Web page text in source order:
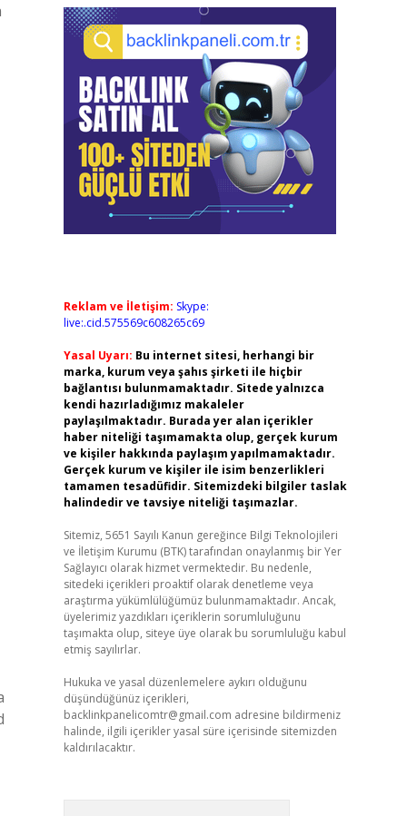
Reklam ve İletişim: Skype:
live:.cid.575569c608265c69
Yasal Uyarı: Bu internet sitesi, herhangi bir
marka, kurum veya şahıs şirketi ile hiçbir
bağlantısı bulunmamaktadır. Sitede yalnızca
kendi hazırladığımız makaleler
paylaşılmaktadır. Burada yer alan içerikler
haber niteliği taşımamakta olup, gerçek kurum
ve kişiler hakkında paylaşım yapılmamaktadır.
Gerçek kurum ve kişiler ile isim benzerlikleri
tamamen tesadüfidir. Sitemizdeki bilgiler taslak
halindedir ve tavsiye niteliği taşımazlar.
Sitemiz, 5651 Sayılı Kanun gereğince Bilgi Teknolojileri
ve İletişim Kurumu (BTK) tarafından onaylanmış bir Yer
Sağlayıcı olarak hizmet vermektedir. Bu nedenle,
sitedeki içerikleri proaktif olarak denetleme veya
araştırma yükümlülüğümüz bulunmamaktadır. Ancak,
üyelerimiz yazdıkları içeriklerin sorumluluğunu
taşımakta olup, siteye üye olarak bu sorumluluğu kabul
etmiş sayılırlar.
Hukuka ve yasal düzenlemelere aykırı olduğunu
düşündüğünüz içerikleri,
backlinkpanelicomtr@gmail.com adresine bildirmeniz
halinde, ilgili içerikler yasal süre içerisinde sitemizden
kaldırılacaktır.